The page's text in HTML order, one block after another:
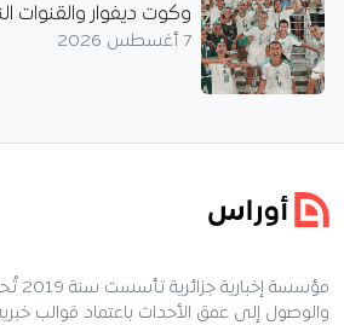
وكوت ديفوار والقنوات
7 أغسطس 2026
مؤسسة
والوصول إلى عمق الأحداث باعتماد قوالب